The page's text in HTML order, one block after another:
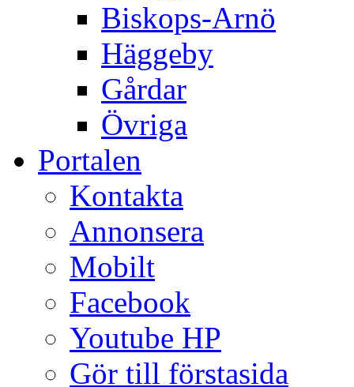
Biskops-Arnö
Häggeby
Gårdar
Övriga
Portalen
Kontakta
Annonsera
Mobilt
Facebook
Youtube HP
Gör till förstasida